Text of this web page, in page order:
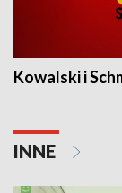
Kowalski i
INNE